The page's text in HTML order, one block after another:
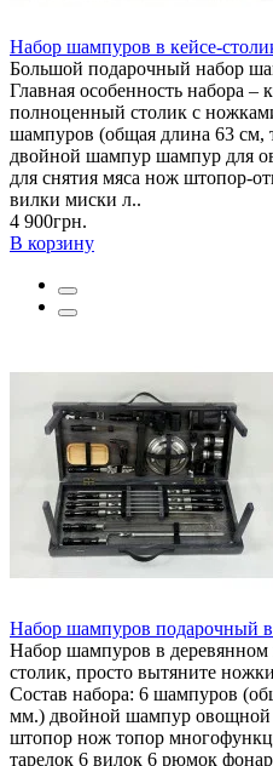
Набор шампуров в кейсе-
Большой подарочный набор
Главная особенность набора –
полноценный столик с
шампуров (общая длина 63
двойной шампур шампур для
для снятия мяса нож штопор-
вилки миски л..
4 900грн.
В корзину
Набор шампуров подарочный в
Набор шампуров в деревянном
столик, просто вытяните
Состав набора: 6 шампуров
мм.) двойной шампур овощной
штопор нож топор
тарелок 6 вилок 6 рюмок